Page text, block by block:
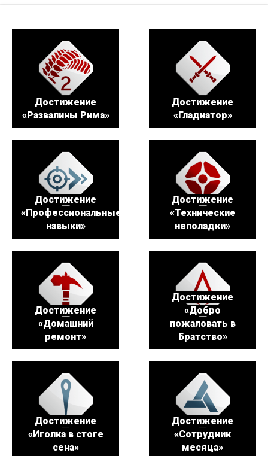
Достижение
«Развалины Рима»
Достижение
«Гладиатор»
Достижение
«Профессиональные
навыки»
Достижение
«Технические
неполадки»
Достижение
«Домашний
ремонт»
Достижение
«Добро
пожаловать в
Братство»
Достижение
«Иголка в стоге
сена»
Достижение
«Сотрудник
месяца»